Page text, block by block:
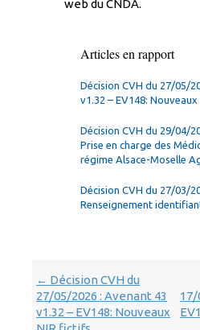
web du CNDA.
Articles en rapport
Décision CVH du 27/05/
v1.32 – EV148:
Décision CVH du 29/04/
Prise en charge des
régime Alsace-Moselle
Décision CVH du 27/03/
Renseignement
Navigation
dans
les
articles
← Décision CVH du
27/05/2026 : Avenant 43
v1.32 – EV148: Nouveaux
17/